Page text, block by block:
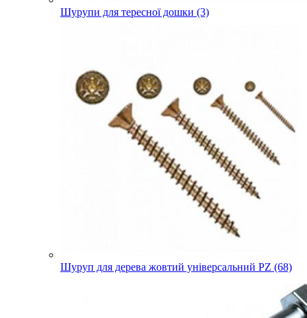
Шурупи для тересної дошки (3)
Шуруп для дерева жовтий універсальний PZ (68)